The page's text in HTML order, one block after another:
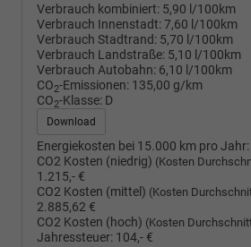
Verbrauch kombiniert: 5,90 l/100km
Verbrauch Innenstadt:7,60 l/100km
Verbrauch Stadtrand: 5,70 l/100km
Verbrauch Landstraße: 5,10 l/100km
Verbrauch Autobahn: 6,10 l/100km
CO2-Emissionen: 135,00 g/km
CO2-Klasse: D
Download
Energiekosten bei 15.000 km pro Jahr:
CO2 Kosten (niedrig) (Kosten
1.215,- €
CO2 Kosten (mittel) (Kosten
2.885,62 €
CO2 Kosten (hoch) (Kosten
Jahressteuer: 104,- €